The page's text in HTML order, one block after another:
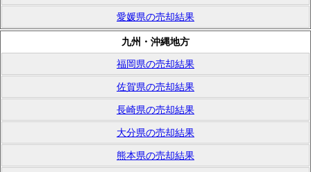
愛媛県の売却結果
九州・沖縄地方
福岡県の売却結果
佐賀県の売却結果
長崎県の売却結果
大分県の売却結果
熊本県の売却結果